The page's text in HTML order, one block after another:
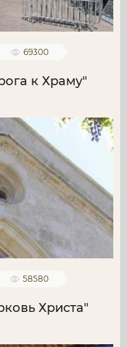
69300
к Храму"
58580
Христа"